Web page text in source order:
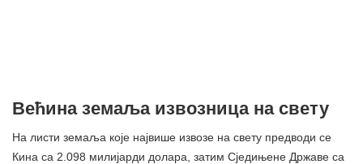
Већина земаља извозница на свету
На листи земаља које највише извозе на свету предводи се
Кина са 2.098 милијарди долара, затим Сједињене Државе са